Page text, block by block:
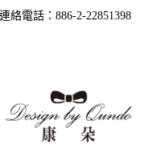
連絡電話：886-2-22851398